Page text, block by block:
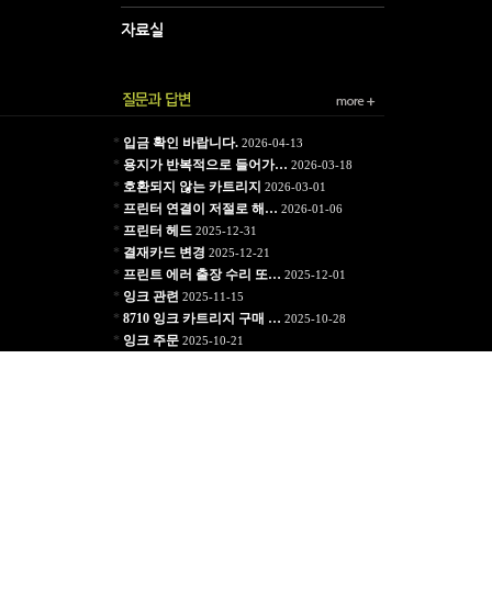
* 입금 확인 바랍니다.2026-04-13
* 용지가 반복적으로 들어가… 2026-03-18
* 호환되지 않는 카트리지 2026-03-01
* 프린터 연결이 저절로 해… 2026-01-06
* 프린터 헤드 2025-12-31
* 결재카드 변경 2025-12-21
* 프린트 에러 출장 수리 또… 2025-12-01
* 잉크 관련 2025-11-15
* 8710 잉크 카트리지 구매 … 2025-10-28
* 잉크 주문2025-10-21